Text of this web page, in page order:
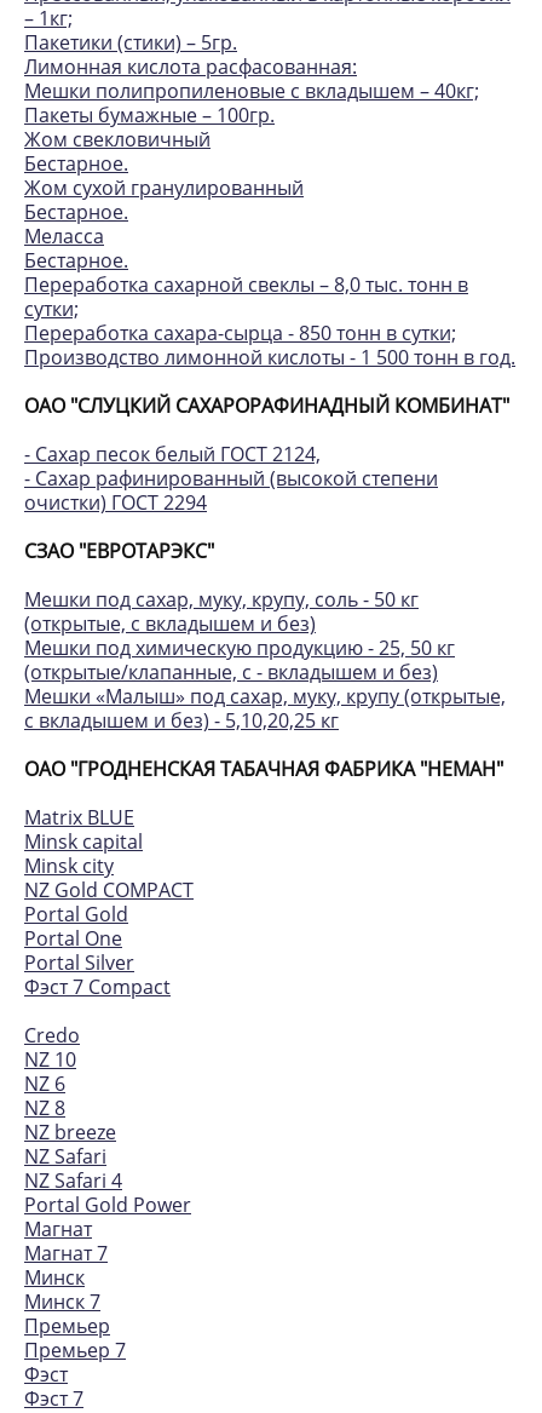
– 1кг;
Пакетики (стики) – 5гр.
Лимонная кислота расфасованная:
Мешки полипропиленовые с вкладышем – 40кг;
Пакеты бумажные – 100гр.
Жом свекловичный
Бестарное.
Жом сухой гранулированный
Бестарное.
Меласса
Бестарное.
Переработка сахарной свеклы – 8,0 тыс. тонн в
сутки;
Переработка сахара-сырца - 850 тонн в сутки;
Производство лимонной кислоты - 1 500 тонн в год.
ОАО "СЛУЦКИЙ САХАРОРАФИНАДНЫЙ КОМБИНАТ"
- Сахар песок белый ГОСТ 2124,
- Сахар рафинированный (высокой степени
очистки) ГОСТ 2294
СЗАО "ЕВРОТАРЭКС"
Мешки под сахар, муку, крупу, соль - 50 кг
(открытые, с вкладышем и без)
Мешки под химическую продукцию - 25, 50 кг
(открытые/клапанные, с - вкладышем и без)
Мешки «Малыш» под сахар, муку, крупу (открытые,
с вкладышем и без) - 5,10,20,25 кг
ОАО "ГРОДНЕНСКАЯ ТАБАЧНАЯ ФАБРИКА "НЕМАН"
Matrix BLUE
Minsk capital
Minsk city
NZ Gold COMPACT
Portal Gold
Portal One
Portal Silver
Фэст 7 Compact
Credo
NZ 10
NZ 6
NZ 8
NZ breeze
NZ Safari
NZ Safari 4
Portal Gold Power
Магнат
Магнат 7
Минск
Минск 7
Премьер
Премьер 7
Фэст
Фэст 7